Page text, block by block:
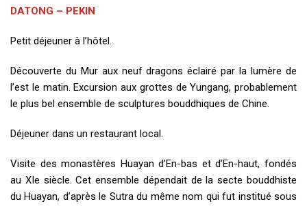
DATONG – PEKIN
Petit déjeuner à l’hôtel.
Découverte du Mur aux neuf dragons éclairé par la lumère de
l’est le matin. Excursion aux grottes de Yungang, probablement
le plus bel ensemble de sculptures bouddhiques de Chine.
Déjeuner dans un restaurant local.
Visite des monastères Huayan d’En-bas et d’En-haut, fondés
au XIe siècle. Cet ensemble dépendait de la secte bouddhiste
du Huayan, d’après le Sutra du même nom qui fut institué sous